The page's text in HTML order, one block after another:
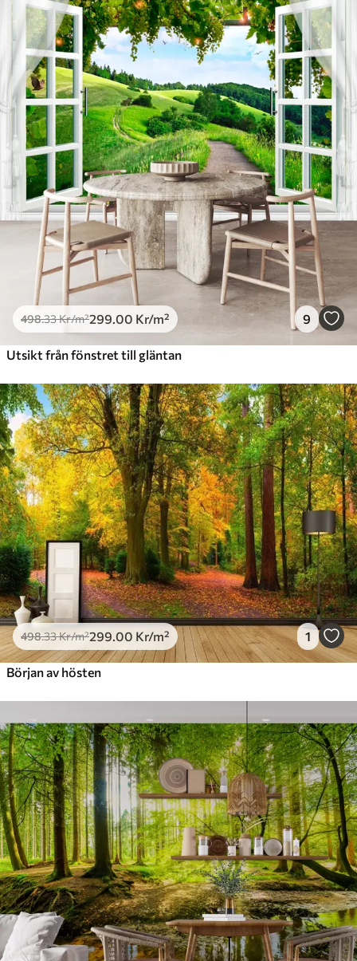
498.33Kr/m²299 .00 Kr/m² 9
Utsikt från fönstret till gläntan
498.33Kr/m²299.00 Kr/m² 1
Början av hösten